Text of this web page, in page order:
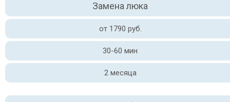
Замена люка
от 1790 руб.
30-60 мин
2 месяца